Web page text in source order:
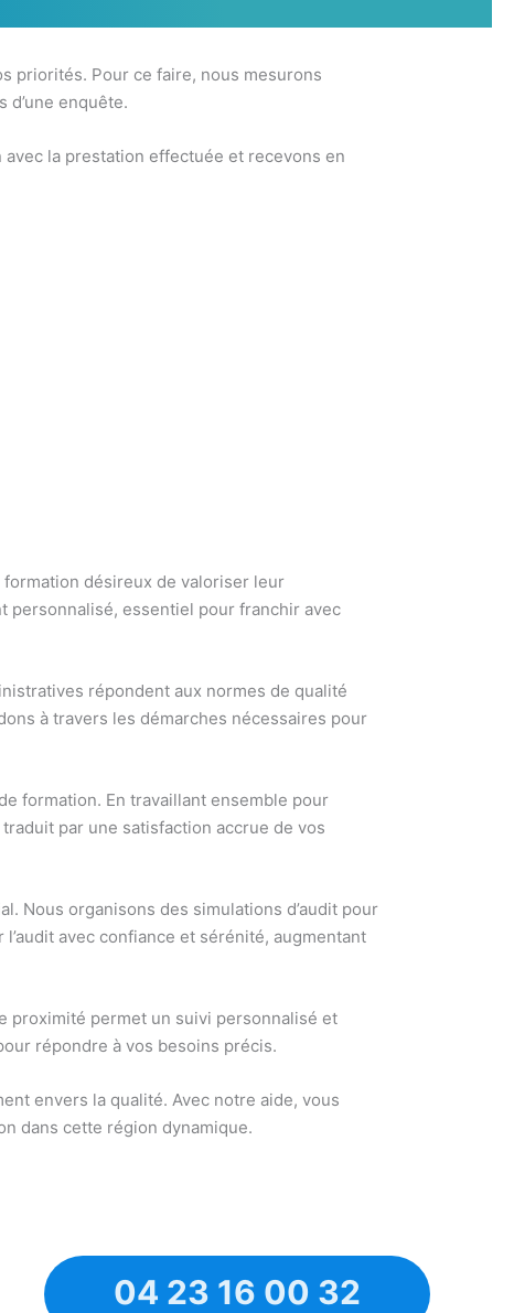
priorités. Pour ce faire, nous mesurons
enquête.
la prestation effectuée et recevons en
désireux de valoriser leur
personnalisé, essentiel pour franchir avec
répondent aux normes de qualité
à travers les démarches nécessaires pour
formation. En travaillant ensemble pour
par une satisfaction accrue de vos
Nous organisons des simulations d’audit pour
avec confiance et sérénité, augmentant
proximité permet un suivi personnalisé et
répondre à vos besoins précis.
envers la qualité. Avec notre aide, vous
dans cette région dynamique.
04 23 16 00 32